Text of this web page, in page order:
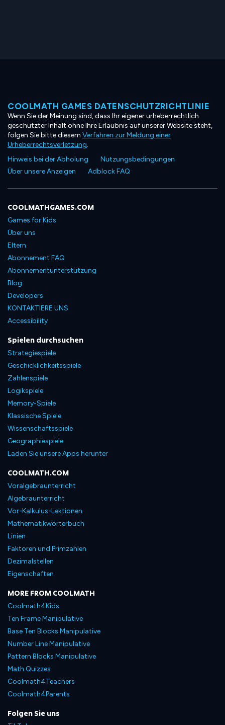
COOLMATH GAMES DATENSCHUTZRICHTLINIE
Wenn Sie der Meinung sind, dass Ihr eigener urheberrechtlich
geschützter Inhalt ohne Ihre Erlaubnis auf unserer Website steht,
folgen Sie bitte diesem Verfahren zur Meldung einer
Urheberrechtsverletzung.
Hinweis bei der Abholung
Nutzungsbedingungen
Über unsere Anzeigen
Adblock FAQ
COOLMATHGAMES.COM
Games for Kids
Über uns
Eltern
Abonnement FAQ
Abonnementunterstützung
Blog
Developers
KONTAKTIERE UNS
Accessibility
Spielen durchsuchen
Strategiespiele
Geschicklichkeitsspiele
Zahlenspiele
Logikspiele
Memory-Spiele
Klassische Spiele
Wissenschaftsspiele
Geographiespiele
Laden Sie unsere Apps herunter
COOLMATH.COM
Voralgebraunterricht
Algebraunterricht
Vor-Kalkulus-Lektionen
Mathematikwörterbuch
Linien
Faktoren und Primzahlen
Dezimalstellen
Eigenschaften
MORE FROM COOLMATH
Coolmath4Kids
Ten Frame Manipulative
Base Ten Blocks Manipulative
Number Line Manipulative
Pattern Blocks Manipulative
Math Quizzes
Coolmath4Teachers
Coolmath4Parents
Folgen Sie uns